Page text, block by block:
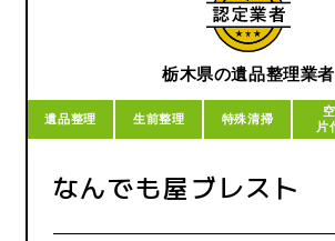
目であれば次の手段を考えよ
う」という考えから、遺品整理
を通して少しでもご依頼者様の
価格面で私たちは常に努力をし
続けてまいります。
栃木県の遺品整理業者
遺品整理 生前整理 特殊清掃
片
なんでも屋ブレスト